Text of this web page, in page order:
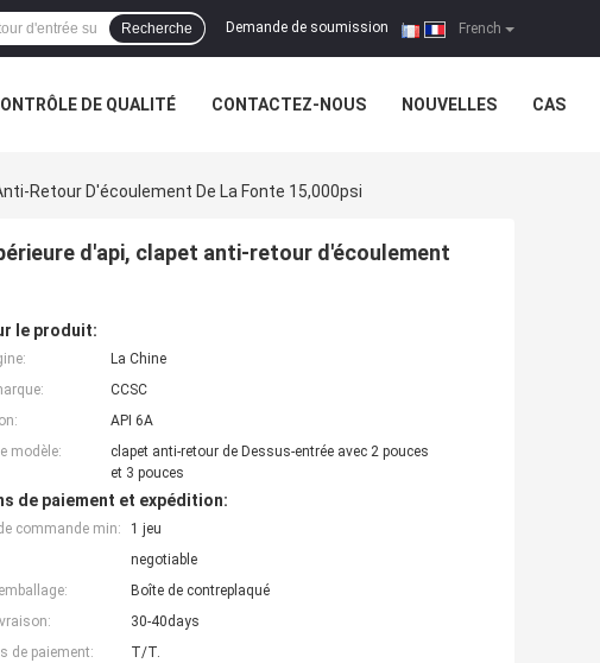
French
Demande de soumission |
Recherche
DE QUALITÉ CONTACTEZ-NOUS NOUVELLES CAS
Retour D'écoulement De La Fonte 15,000psi
d'api, clapet anti-retour d'écoulement
le produit:
La Chine
CCSC
API 6A
modèle:
clapet anti-retour de Dessus-entrée avec 2 pouces
et 3 pouces
de paiement et expédition:
commande min:
1 jeu
negotiable
Boîte de contreplaqué
30-40days
de paiement:
T/T.